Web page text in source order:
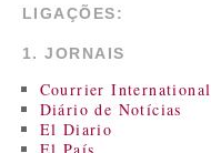
LIGAÇÕES:
1. JORNAIS
Courrier International
Diário de Notícias
El Diario